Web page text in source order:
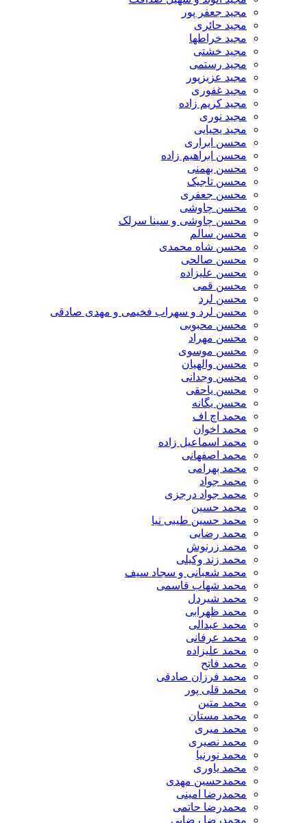
مجید جعفر پور
مجید حائری
مجید خراطها
مجید خشتی
مجید رستمی
مجید عزیزپور
مجید غفوری
مجید کریم زاده
مجید نوری
مجید یحیایی
محسن ابراری
محسن ابراهیم زاده
محسن بهمنی
محسن تاجیک
محسن جعفری
محسن چاوشی
محسن چاوشی و سینا سرلک
محسن سالم
محسن شاه محمدی
محسن صالحی
محسن علیزاده
محسن قمی
محسن لرد
محسن لرد و سهراب فخیمی و مهدی صادقی
محسن محبوبی
محسن مهراد
محسن موسوی
محسن والهیان
محسن وجدانی
محسن یاحقی
محسن یگانه
محمد اچ اف
محمد اخوان
محمد اسماعیل زاده
محمد اصفهانی
محمد بهرامی
محمد جواد
محمد جواد درجزی
محمد حسین
محمد حسین طیبی نیا
محمد رضایی
محمد زرنوش
محمد زند وکیلی
محمد شعبانی و سجاد سیف
محمد شهاب قاسمی
​محمد شیردل
محمد ظهرابی
محمد عبدالی
محمد عرفانی
محمد علیزاده
محمد فاتح
محمد فرزان صادقی
محمد قلی پور
محمد متین
محمد مستان
محمد میری
محمد نصیری
محمد نورنیا
محمد یاوری
محمدحسین مهدی
محمدرضا امینی
محمدرضا حاتمی
محمدرضا رضایی